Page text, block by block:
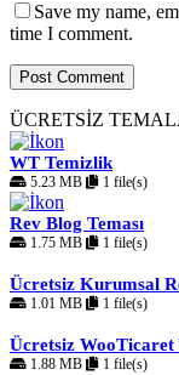
Save my name,
time I comment.
ÜCRETSİZ
WT Temizlik
5.23 MB 1 file(s)
Rev Blog Teması
1.75 MB 1 file(s)
Ücretsiz Kurumsal
1.01 MB 1 file(s)
Ücretsiz WooTicaret
1.88 MB 1 file(s)